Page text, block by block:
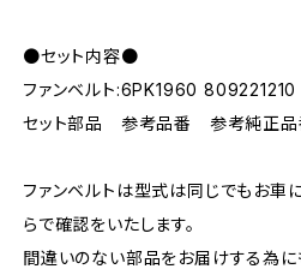
●セット内容●
ファンベルト:6PK1960 809221210
セット部品 参考品番 参考純正品
ファンベルトは型式は同じでもお車
らで確認をいたします。
間違いのない部品をお届けする為